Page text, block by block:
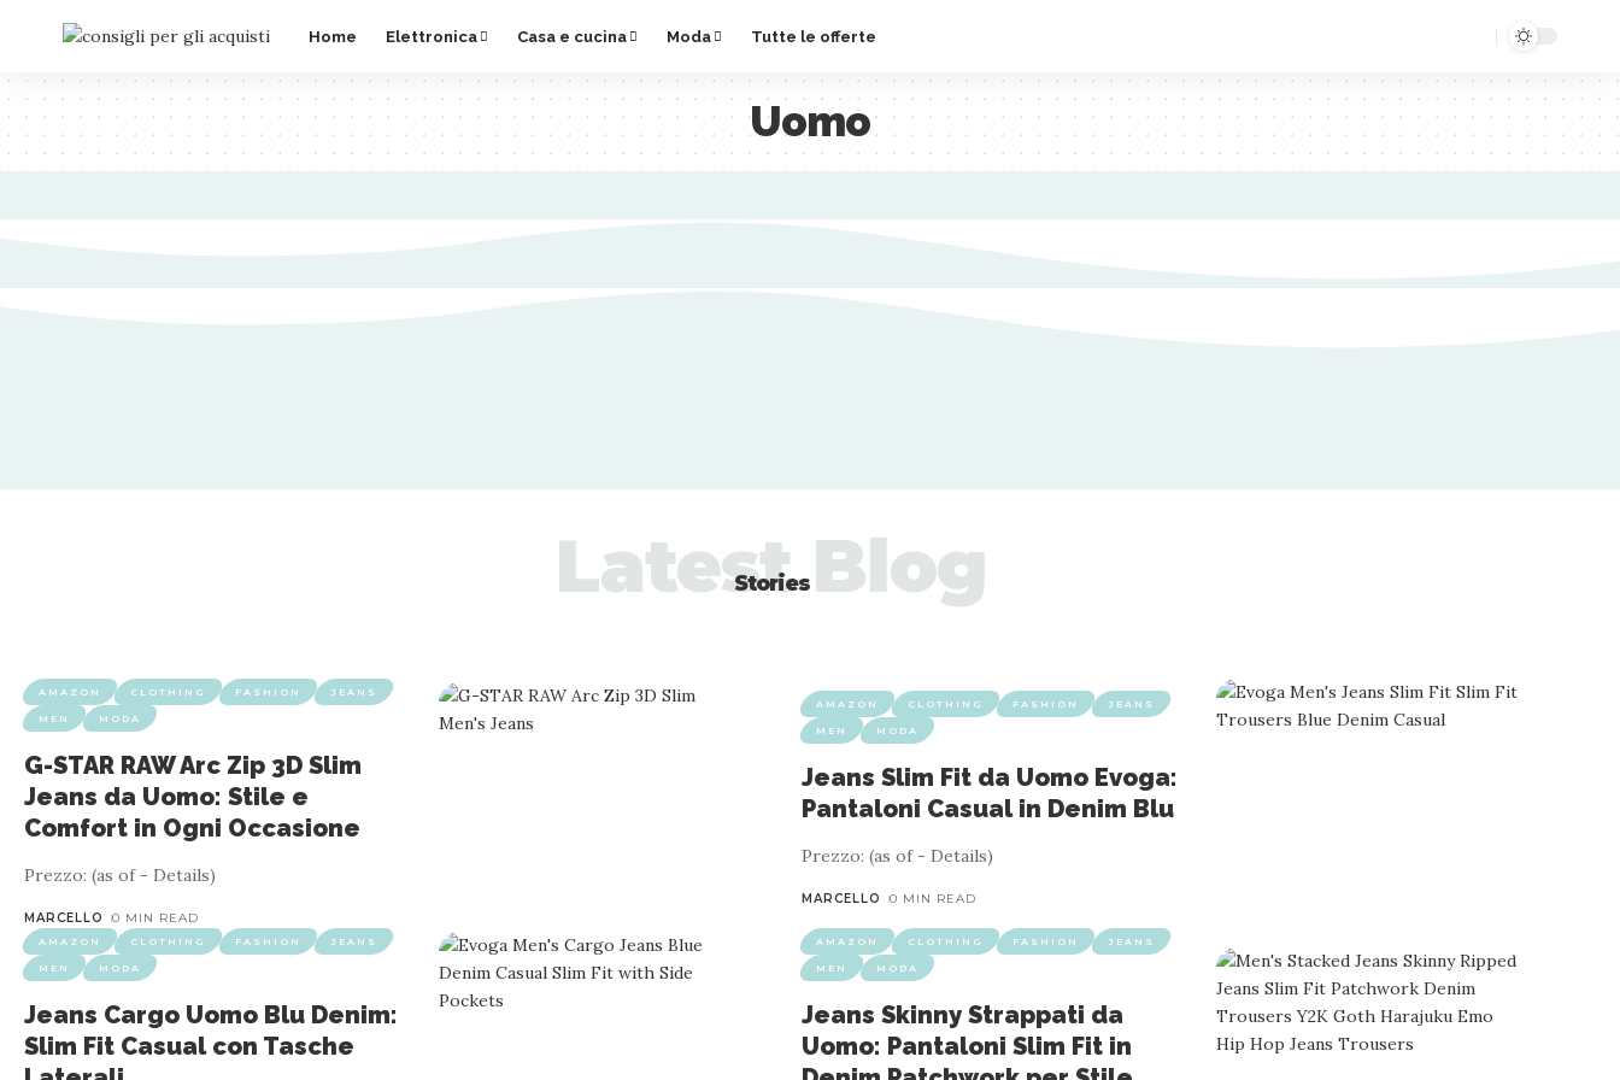
Home Elettronica Casa e cucina Moda Tutte le offerte
Uomo
Stories
Latest Blog
AMAZON CLOTHING FASHION JEANS
MEN MODA
G-STAR RAW Arc Zip 3D Slim
Jeans da Uomo: Stile e
Comfort in Ogni Occasione
Prezzo: (as of - Details)
MARCELLO 0 MIN READ
AMAZON CLOTHING FASHION JEANS
MEN MODA
Jeans Slim Fit da Uomo Evoga:
Pantaloni Casual in Denim Blu
Prezzo: (as of - Details)
MARCELLO 0 MIN READ
AMAZON CLOTHING FASHION JEANS
MEN MODA
Jeans Cargo Uomo Blu Denim:
Slim Fit Casual con Tasche
AMAZON CLOTHING FASHION JEANS
MEN MODA
Jeans Skinny Strappati da
Uomo: Pantaloni Slim Fit in